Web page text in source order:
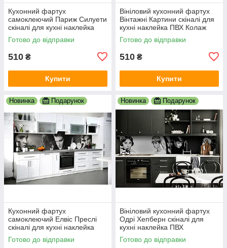
Кухонний фартух
самоклеючий Париж Силуети
скіналі для кухні наклейка
ПВХ люди мальований
вулиця 600х2000 мм
Готово до відправки
510 ₴
Купити
Вініловий кухонний фартух
Вінтажні Картини скіналі для
кухні наклейка ПВХ Колаж
Люди Бежевий 600х2000 мм
Готово до відправки
510 ₴
Купити
Новинка Подарунок
Кухонний фартух
самоклеючий Елвіс Преслі
скіналі для кухні наклейка
ПВХ ретро співаки сірий
600х2000 мм
Готово до відправки
Новинка Подарунок
Вініловий кухонний фартух
Одрі Хепберн скіналі для
кухні наклейка ПВХ
персонажі ретро Чорно-білий
600х2000 мм
Готово до відправки